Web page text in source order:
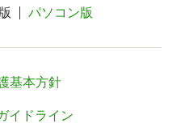
パソコン版
基本方針
イドライン